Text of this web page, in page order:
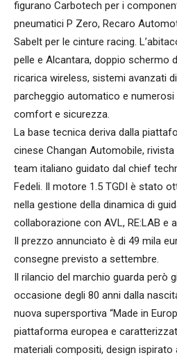
figurano Carbotech per i
pneumatici P Zero, Recaro
Sabelt per le cinture racing.
pelle e Alcantara, doppio schermo
ricarica wireless, sistemi avanzati
parcheggio automatico e
comfort e sicurezza.
La base tecnica deriva dalla
cinese Changan Automobile,
team italiano guidato dal chief
Fedeli. Il motore 1.5 TGDI è stato
nella gestione della dinamica di
collaborazione con AVL, RE:LAB e
Il prezzo annunciato è di 49 mila
consegne previsto a settembre.
Il rilancio del marchio guarda però
occasione degli 80 anni dalla
nuova supersportiva “Made in
piattaforma europea e
materiali compositi, design ispirato